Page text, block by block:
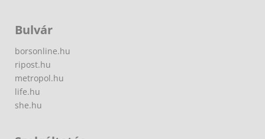
Bulvár
borsonline.hu
ripost.hu
metropol.hu
life.hu
she.hu